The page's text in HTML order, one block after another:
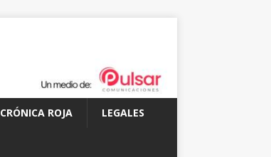
CRÓNICA ROJA LEGALES